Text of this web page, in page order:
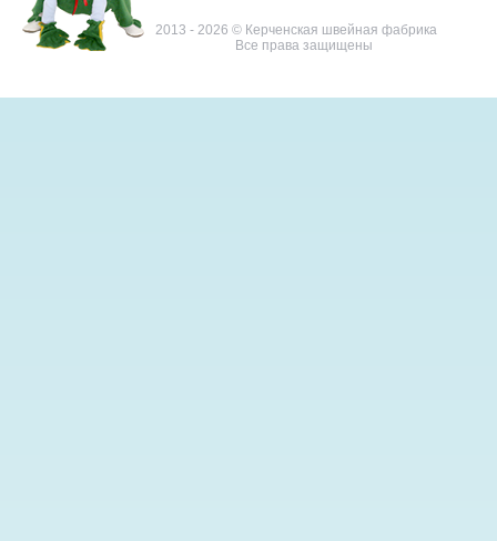
2013 - 2026 © Керченская швейная фабрика
Все права защищены